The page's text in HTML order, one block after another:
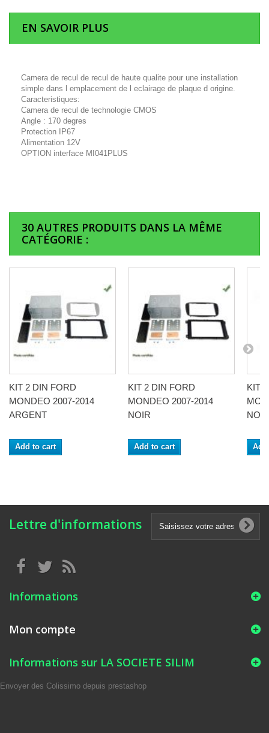
EN SAVOIR PLUS
Camera de recul de recul de haute qualite pour une installation
simple dans l emplacement de l eclairage de plaque d origine.
Caracteristiques:
Camera de recul de technologie CMOS
Angle : 170 degres
Protection IP67
Alimentation 12V
OPTION interface MI041PLUS
30 AUTRES PRODUITS DANS LA MÊME
CATÉGORIE :
KIT 2 DIN FORD
MONDEO 2007-2014
ARGENT
Add to cart
KIT 2 DIN FORD
MONDEO 2007-2014
NOIR
Add to cart
KIT
NOIR
Lettre d'informations
Informations
Mon compte
Informations sur LA SOCIETE SILIM
Envoyer des Colissimo depuis prestashop